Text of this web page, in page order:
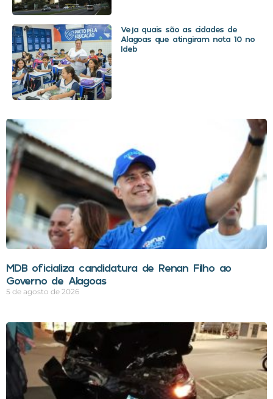
Veja quais são as cidades de
Alagoas que atingiram nota 10 no
Ideb
MDB oficializa candidatura de Renan Filho ao
Governo de Alagoas
5 de agosto de 2026